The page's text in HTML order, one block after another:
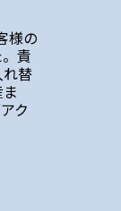
様の
責
れ替
ク